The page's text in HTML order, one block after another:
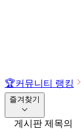
🏆커뮤니티 랭킹
즐겨찾기
게시판 제목의